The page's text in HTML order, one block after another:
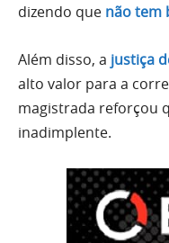
dizendo que não tem
Além disso, a justiça
alto valor para a
magistrada reforçou
inadimplente.